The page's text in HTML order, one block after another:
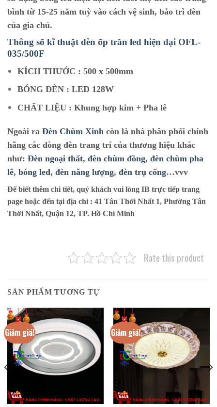
bình từ 15-25 năm tuỳ vào cách vệ sinh, bảo trì đèn
của gia chủ.
Thông số kĩ thuật đèn ốp trần led hiện đại OFL-
035/500F
KÍCH THƯỚC : 500 x 500mm
BÓNG ĐÈN : LED 128W
CHẤT LIỆU : Khung hợp kim + Pha lê
Ngoài ra Đèn Chùm Xinh còn là nhà phân phối chính
hãng các dòng đèn trang trí của thương hiệu khác
như: Đèn ngoại thất, đèn chùm đồng, đèn chùm pha
lê, bóng led, đèn năng lượng, đèn trụ cổng…vvv
Để biết thêm chi tiết, quý khách vui lòng IB trực tiếp trang
page hoặc đến tại địa chỉ : 41 Tân Thới Nhất 1, Phường Tân
Thới Nhất, Quận 12, TP. Hồ Chí Minh
Rate this product
SẢN PHẨM TƯƠNG TỰ
Giảm giá! Giảm giá!